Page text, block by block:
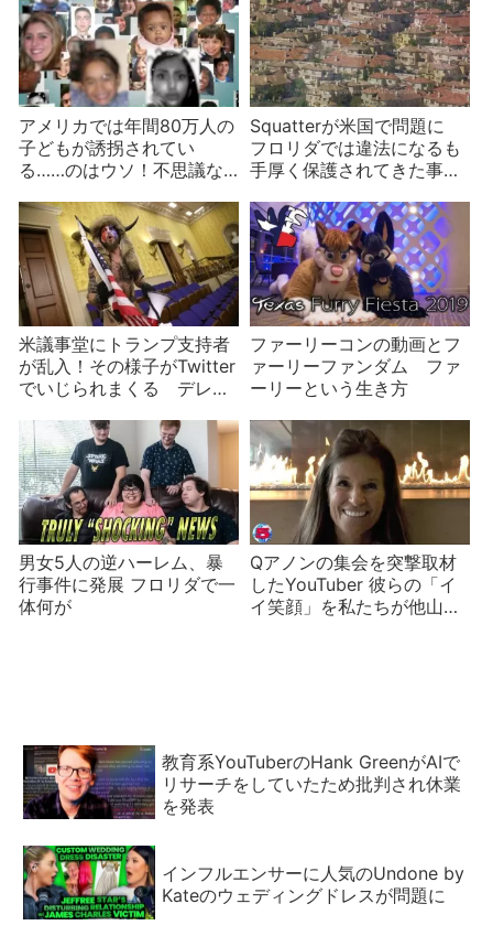
アメリカでは年間80万人の
子どもが誘拐されてい
る……のはウソ！不思議な
Squatterが米国で問題に
フロリダでは違法になるも
手厚く保護されてきた事情
米議事堂にトランプ支持者
が乱入！その様子がTwitter
でいじられまくる デレ
しい？
ファーリーコンの動画とフ
ァーリーファンダム ファ
ーリーという生き方
男女5人の逆ハーレム、暴
行事件に発展 フロリダで一
体何が
Qアノンの集会を突撃取材
したYouTuber 彼らの「イ
イ笑顔」を私たちが他山の
教育系YouTuberのHank GreenがAIで
リサーチをしていたため批判され休業
を発表
インフルエンサーに人気のUndone by
Kateのウェディングドレスが問題に